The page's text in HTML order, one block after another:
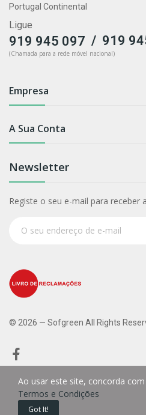
Portugal Continental
Ligue
919 945 097 / 919
(Chamada para a rede móvel nacional)
Empresa
A Sua Conta
Newsletter
Registe o seu e-mail para receber
© 2026 — Sofgreen All Rights
Ao usar este site, concorda com
Termos e Condições
Got It!